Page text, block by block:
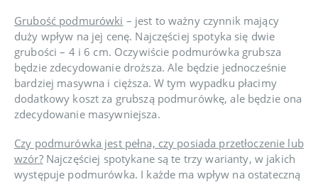
Grubość podmurówki – jest to ważny czynnik mający
duży wpływ na jej cenę. Najczęściej spotyka się dwie
grubości – 4 i 6 cm. Oczywiście podmurówka grubsza
będzie zdecydowanie droższa. Ale będzie jednocześnie
bardziej masywna i cięższa. W tym wypadku płacimy
dodatkowy koszt za grubszą podmurówkę, ale będzie ona
zdecydowanie masywniejsza.
Czy podmurówka jest pełna, czy posiada przetłoczenie lub
wzór?Najczęściej spotykane są te trzy warianty, w jakich
występuje podmurówka. I każde ma wpływ na ostateczną